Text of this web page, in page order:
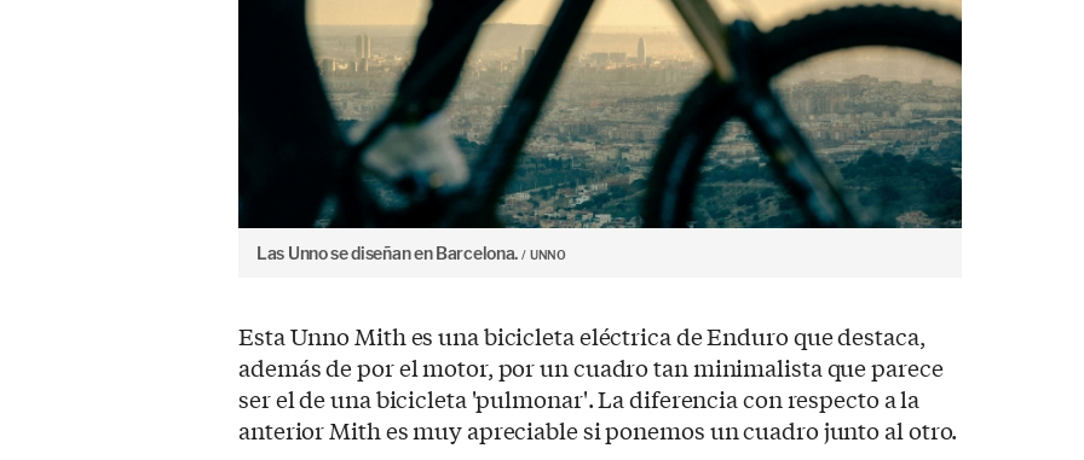
Las Unno se diseñan en Barcelona. UNNO
Esta Unno Mith es una bicicleta eléctrica de Enduro que destaca,
además de por el motor, por un cuadro tan minimalista que parece
ser el de una bicicleta 'pulmonar'. La diferencia con respecto a la
anterior Mith es muy apreciable si ponemos un cuadro junto al otro.